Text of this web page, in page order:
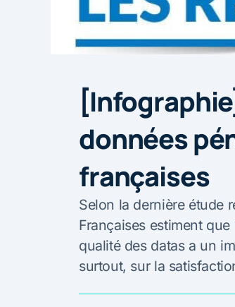
données
françaises
Selon la dernière étude
Françaises estiment
qualité des datas a un
surtout, sur la